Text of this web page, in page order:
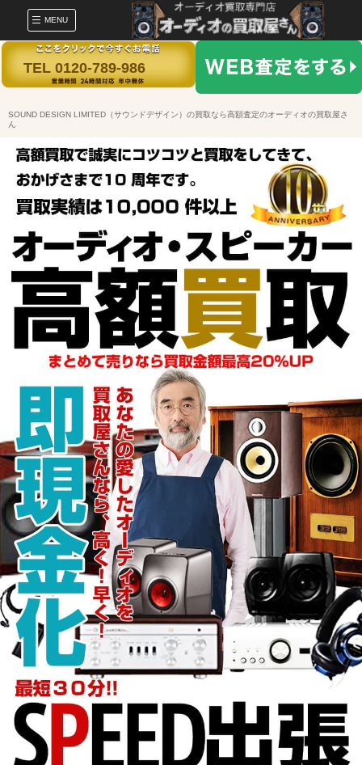
MENU
TEL 0120-789-986
SOUND DESIGN LIMITED（サウンドデザイン）の買取なら高額査定のオーディオの買取屋さ
ん